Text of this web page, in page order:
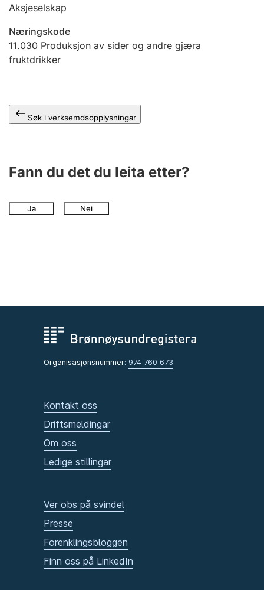
Aksjeselskap
Næringskode
11.030 Produksjon av sider og andre gjæra
fruktdrikker
Søk i verksemdsopplysningar
Fann du det du leita etter?
Ja Nei
Organisasjonsnummer: 974 760 673
Kontakt oss
Driftsmeldingar
Om oss
Ledige stillingar
Ver obs på svindel
Presse
Forenklingsbloggen
Finn oss på LinkedIn